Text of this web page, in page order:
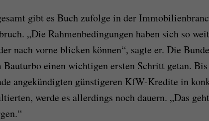
gibt es Buch zufolge in der
„Die Rahmenbedingungen haben sich so
nach vorne blicken können“, sagte er. Die
Bauturbo einen wichtigen ersten Schritt getan.
angekündigten günstigeren KfW-Kredite in
werde es allerdings noch dauern. „Das